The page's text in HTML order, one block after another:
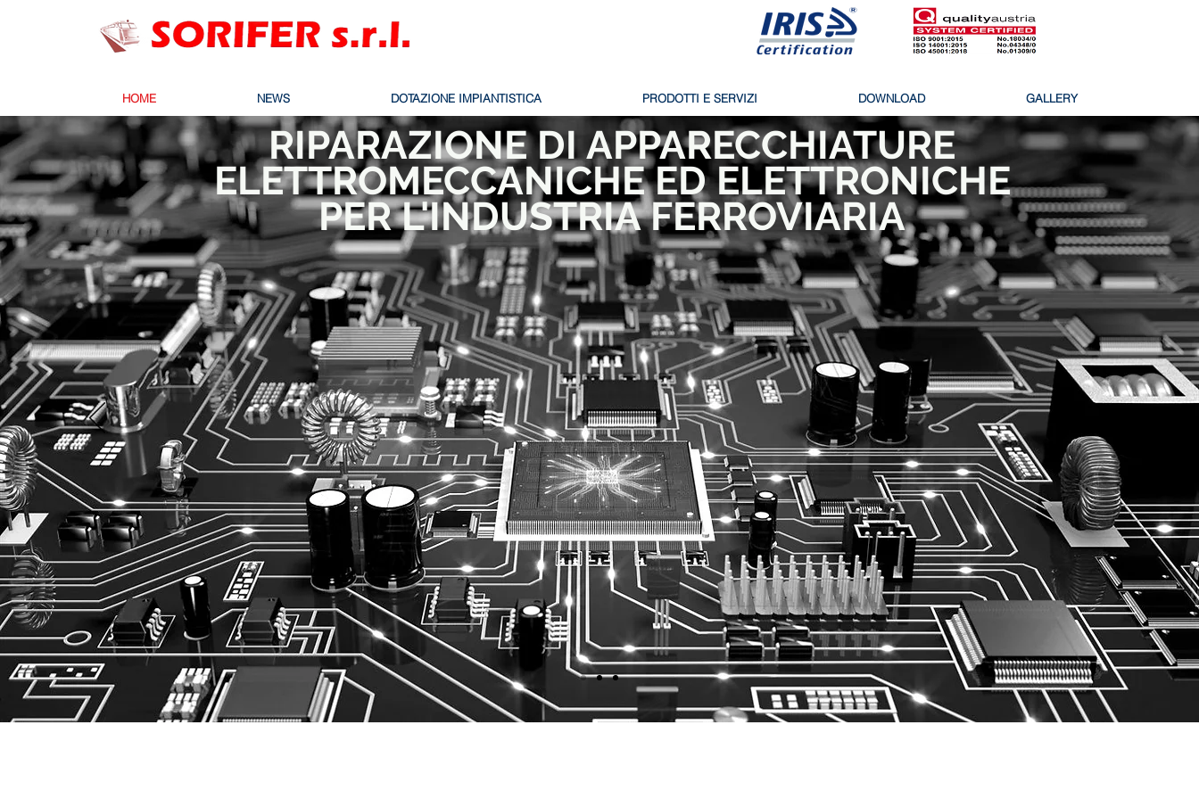
HOME NEWS DOTAZIONE IMPIANTISTICA PRODOTTI E SERVIZI DOWNLOAD GALLERY
RIPARAZIONE DI APPARECCHIATURE
ELETTROMECCANICHE ED ELETTRONICHE
PER L'INDUSTRIA FERROVIARIA